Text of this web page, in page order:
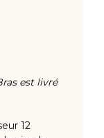
est livré
12